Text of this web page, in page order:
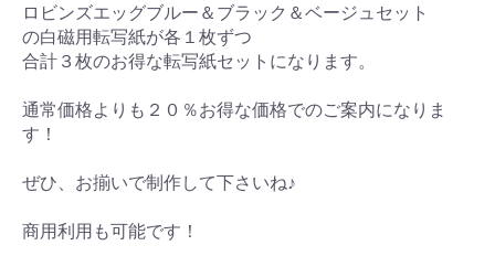
ロビンズエッグブルー＆ブラック＆ベージュセット
の白磁用転写紙が各１枚ずつ
合計３枚のお得な転写紙セットになります。
通常価格よりも２０％お得な価格でのご案内になりま
す！
ぜひ、お揃いで制作して下さいね♪
商用利用も可能です！